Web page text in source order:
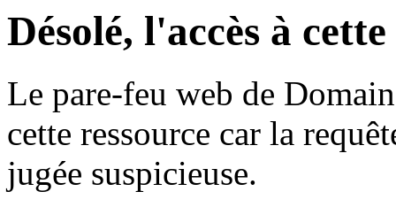
Désolé, l'accès à
Le pare-feu web de
cette ressource car la
jugée suspicieuse.